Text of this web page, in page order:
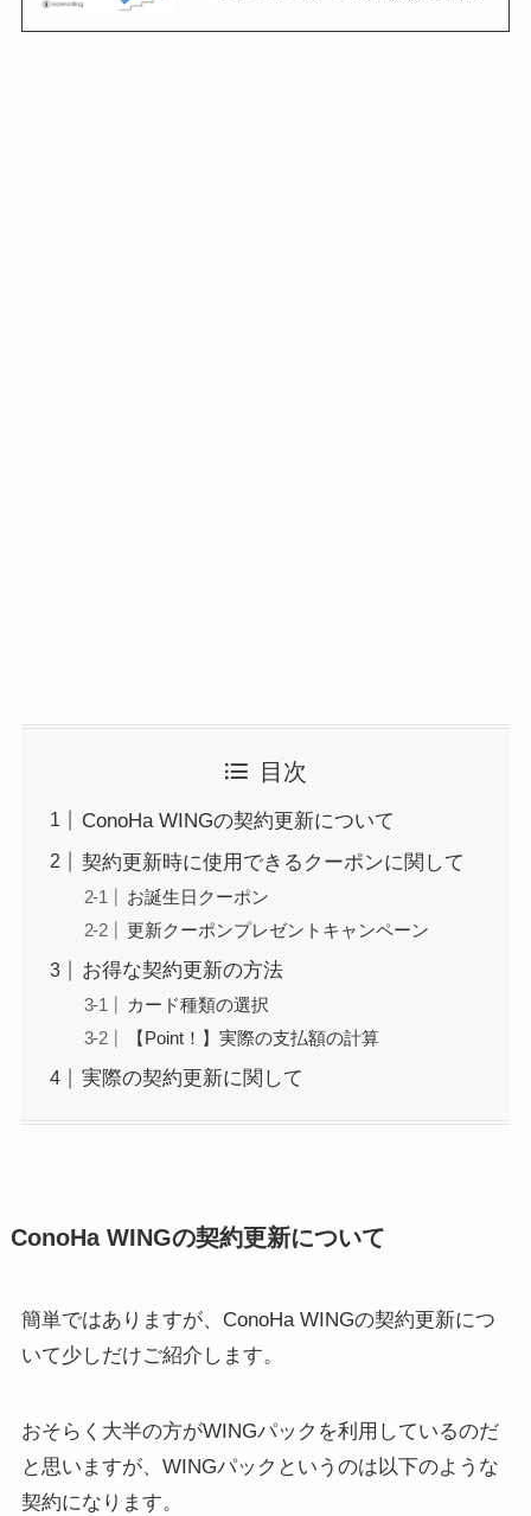
目次
ConoHa WINGの契約更新について
契約更新時に使用できるクーポンに関して
お誕生日クーポン
更新クーポンプレゼントキャンペーン
お得な契約更新の方法
カード種類の選択
【Point！】実際の支払額の計算
実際の契約更新に関して
ConoHa WINGの契約更新について
簡単ではありますが、ConoHa WINGの契約更新につ
いて少しだけご紹介します。
おそらく大半の方がWINGパックを利用しているのだ
と思いますが、WINGパックというのは以下のような
契約になります。